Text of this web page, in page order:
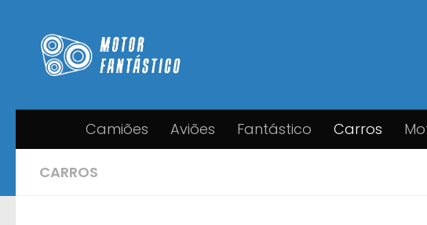
Camiões Aviões Fantástico Carros
CARROS